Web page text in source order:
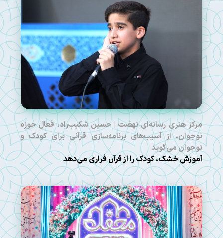
مرکز هنری رسانه‌ای نهضت | حسین شکیب‌راد، فعال حوزه
نوجوان، از آسیب‌های برنامه‌سازی قرآنی برای کودک و
نوجوان می‌گوید
آموزش خشک، کودک را از قرآن فراری می‌دهد